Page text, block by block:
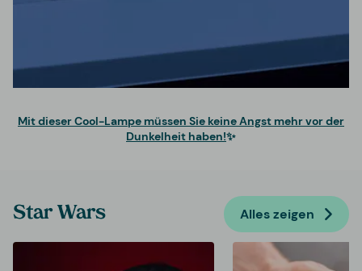
Mit dieser Cool-Lampe müssen Sie keine Angst mehr vor der
Dunkelheit haben!✨
Star Wars Alles zeigen